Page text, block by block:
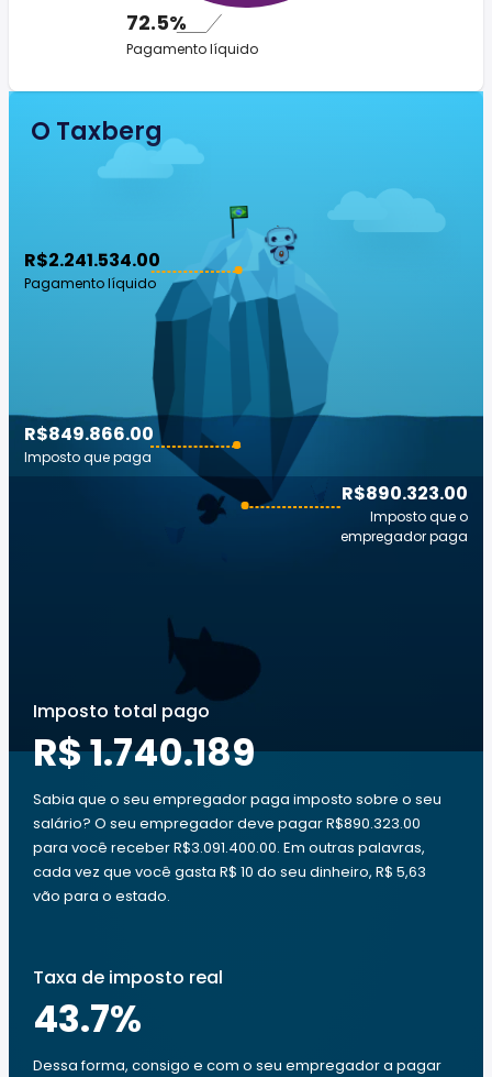
72.5%
Pagamento líquido
O Taxberg
R$2.241.534.00
Pagamento líquido
R$890.323.00
Imposto que o
empregador paga
R$849.866.00
Imposto que paga
Imposto total pago
R$ 1.740.189
Sabia que o seu empregador paga imposto sobre o seu
salário? O seu empregador deve pagar R$890.323.00
para você receber R$3.091.400.00. Em outras palavras,
cada vez que você gasta R$ 10 do seu dinheiro, R$ 5,63
vão para o estado.
Taxa de imposto real
43.7%
Dessa forma, consigo e com o seu empregador a pagar